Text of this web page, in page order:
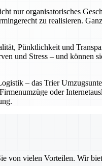
nur organisatorisches
zu realisieren.
Pünktlichkeit und
und Stress – und können
– das Trier
oder
von vielen Vorteilen. Wir